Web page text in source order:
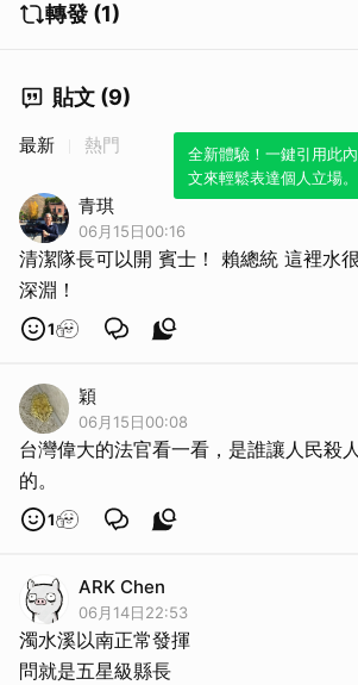
轉發 (1)
貼文 (9)
全新體驗！一鍵引用此
文來輕鬆表達個人立場。
最新 熱門
青琪
06月15日00:16
清潔隊長可以開 賓士！ 賴總統 這裡
深淵！
1
穎
06月15日00:08
台灣偉大的法官看一看，是誰讓人民殺
的。
1
ARK Chen
06月14日22:53
濁水溪以南正常發揮
問就是五星級縣長